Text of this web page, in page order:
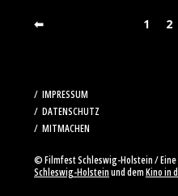
⬅ 1 2
IMPRESSUM
DATENSCHUTZ
MITMACHEN
© Filmfest Schleswig-Holstein /
Schleswig-Holsteinund demKino in